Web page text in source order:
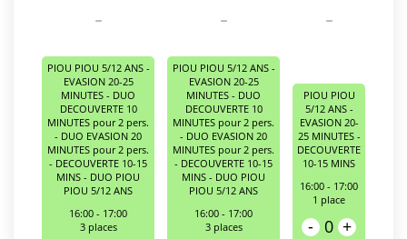
- - -
PIOU PIOU 5/12 ANS -
EVASION 20-25
MINUTES - DUO
DECOUVERTE 10
MINUTES pour 2 pers.
- DUO EVASION 20
MINUTES pour 2 pers.
- DECOUVERTE 10-15
MINS - DUO PIOU
PIOU 5/12 ANS
16:00 - 17:00
3places
PIOU PIOU 5/12 ANS -
EVASION 20-25
MINUTES - DUO
DECOUVERTE 10
MINUTES pour 2 pers.
- DUO EVASION 20
MINUTES pour 2 pers.
- DECOUVERTE 10-15
MINS - DUO PIOU
PIOU 5/12 ANS
16:00 - 17:00
3places
PIOU PIOU
5/12 ANS -
EVASION 20-
25 MINUTES -
DECOUVERTE
10-15 MINS
16:00 - 17:00
1 place
- 0 +